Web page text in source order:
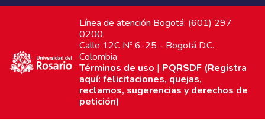
Línea de atención Bogotá: (601) 297
0200
Calle 12C Nº 6-25 - Bogotá D.C.
Colombia
Términos de uso | PQRSDF (Registra
aquí: felicitaciones, quejas,
reclamos, sugerencias y derechos de
petición)